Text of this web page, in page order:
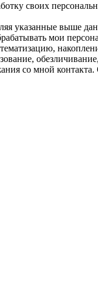
своих
указанные выше
мои
со мной контакта.